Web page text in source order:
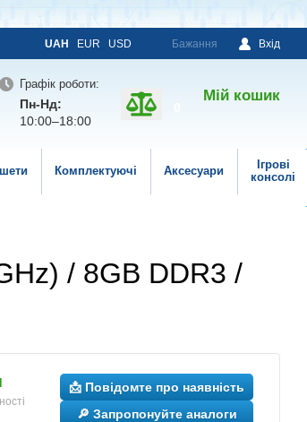
UAH EUR USD Бажання Вхід
Графік роботи:
Пн-Нд:
10:00–18:00
Мій кошик
Комплектуючі Аксесуари
Ігрові
консолі
/ 8GB DDR3 /
📩 Повідомте про наявність
🔎 Запропонуйте аналоги